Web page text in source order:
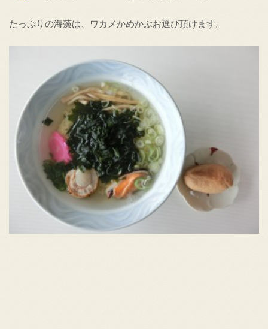
たっぷりの海藻は、ワカメかめかぶお選び頂けます。